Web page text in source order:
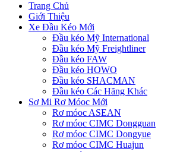
Trang Chủ
Giới Thiệu
Xe Đầu Kéo Mới
Đầu kéo Mỹ International
Đầu kéo Mỹ Freightliner
Đầu kéo FAW
Đầu kéo HOWO
Đầu kéo SHACMAN
Đầu kéo Các Hãng Khác
Sơ Mi Rơ Móoc Mới
Rơ móoc ASEAN
Rơ móoc CIMC Dongguan
Rơ móoc CIMC Dongyue
Rơ móoc CIMC Huajun